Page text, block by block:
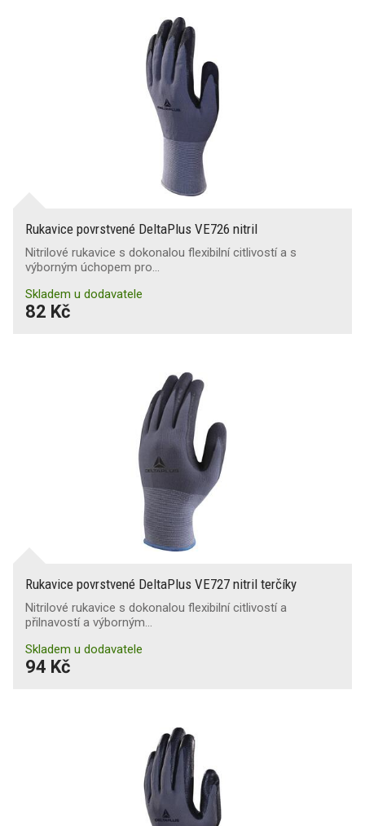
Rukavice povrstvené DeltaPlus VE726 nitril
Nitrilové rukavice s dokonalou flexibilní citlivostí a s
výborným úchopem pro…
Skladem u dodavatele
82 Kč
Rukavice povrstvené DeltaPlus VE727 nitril terčíky
Nitrilové rukavice s dokonalou flexibilní citlivostí a
přilnavostí a výborným…
Skladem u dodavatele
94 Kč